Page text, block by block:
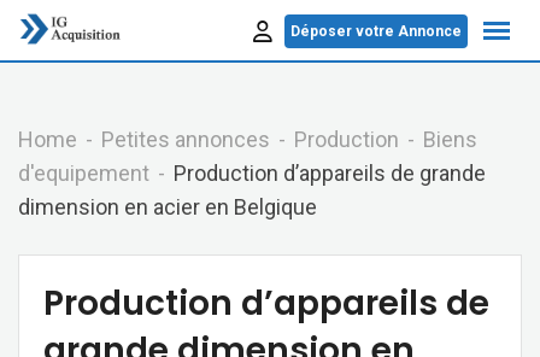
Skip
Déposer votre Annonce
Home Petites annonces Production
Biens
d'equipement
Production d’appareils de grande
dimension en acier en Belgique
Production d’appareils de